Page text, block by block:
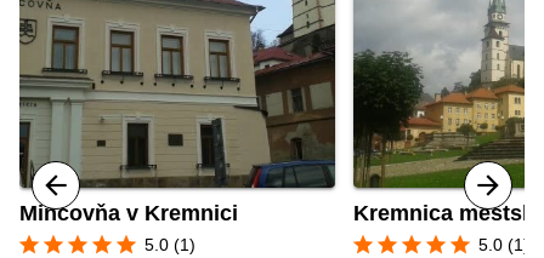
Mincovňa v Kremnici
star star star star star 5.0 (1)
Kremnica
star star star star star 5.0 (1)